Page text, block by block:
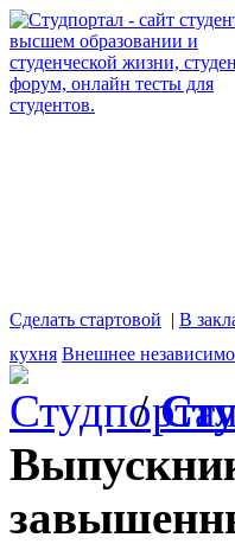
Сделать стартовой | В
кухня Внешнее
/